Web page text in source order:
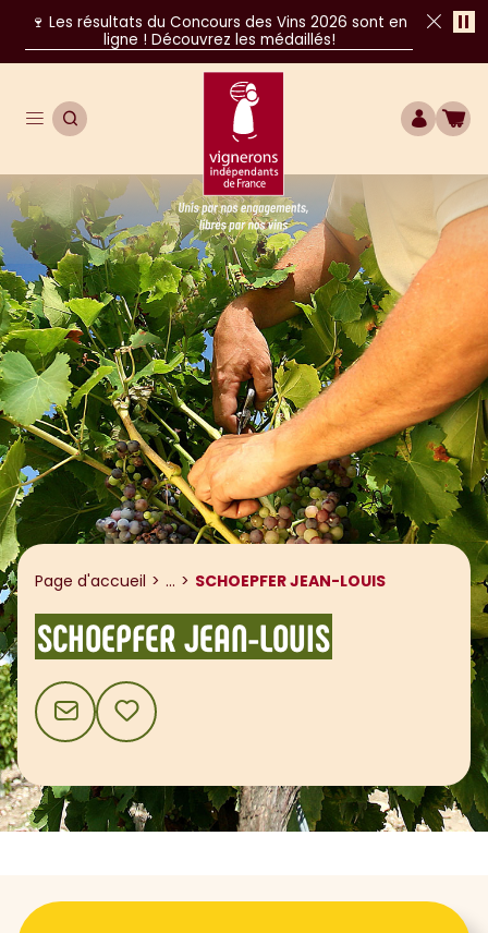
🍷 Les résultats du Concours des Vins 2026 sont en
ligne ! Découvrez les médaillés!
Ouvrir le menu de navigation
OUVRIR LA RECHERCHE
Unis par nos engagements, libres par
COMPTE
Page d'accueil ... Afficher le fil d'ariane
SCHOEPFER JEAN-LOUIS
SCHOEPFER JEAN-LOUIS
CONTACTAJOUTER AUX FAVORIS